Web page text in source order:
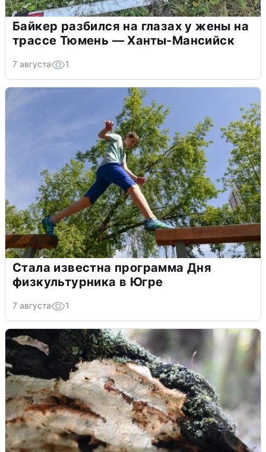
Байкер разбился на глазах у жены на
трассе Тюмень — Ханты-Мансийск
7 августа 1
Стала известна программа Дня
физкультурника в Югре
7 августа 1